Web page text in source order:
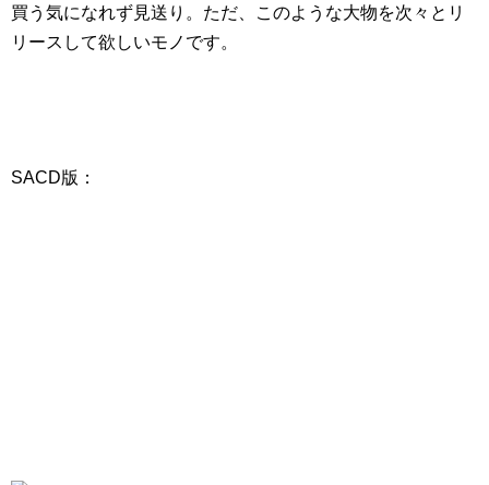
買う気になれず見送り。ただ、このような大物を次々とリ
リースして欲しいモノです。
SACD版：